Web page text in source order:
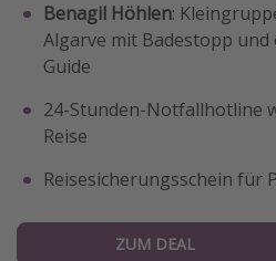
Benagil Höhlen:
Algarve mit Badestopp
Guide
24-Stunden-Notfallhotline
Reise
Reisesicherungsschein für
ZUM DEAL